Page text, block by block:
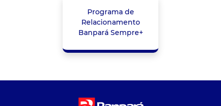
Programa de
Relacionamento
Banpará Sempre+